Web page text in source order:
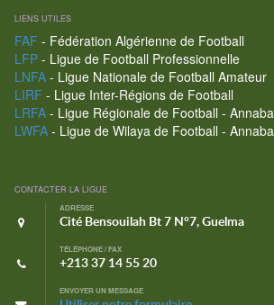
LIENS UTILES
FAF - Fédération Algérienne de Football
LFP- Ligue de Football Professionnelle
LNFA- Ligue Nationale de Football Amateur
LIRF - Ligue Inter-Régions de Football
LRFA- Ligue Régionale de Football - Annaba
LWFA- Ligue de Wilaya de Football - Annaba
CONTACTER LA LIGUE
ADRESSE
Cité Bensouilah Bt 7 N°7, Guelma
TÉLÉPHONE / FAX
+213 37 14 55 20
ENVOYER UN MESSAGE